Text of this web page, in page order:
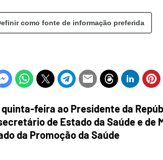
como fonte de informação preferida
feira ao Presidente da
de Estado da Saúde e de
da Promoção da Saúde